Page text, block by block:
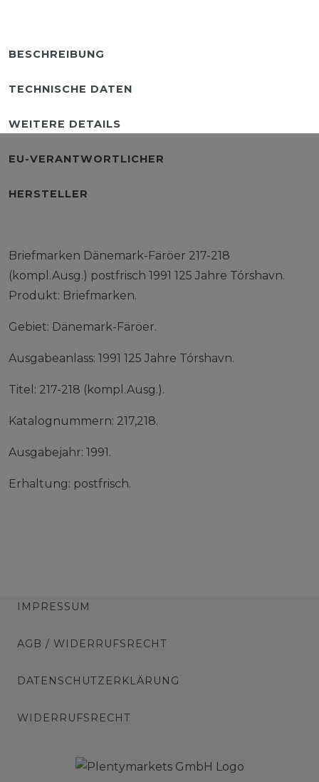
BESCHREIBUNG
TECHNISCHE DATEN
WEITERE DETAILS
EU-VERANTWORTLICHER
HERSTELLER
Briefmarken Dänemark-Färöer 217-218
(kompl.Ausg.) postfrisch 1991 125 Jahre Tórshavn.
Produkt: Briefmarken.
Gebiet: Dänemark-Färöer.
Ausgabeanlass: 1991 125 Jahre Tórshavn.
Titel: 217-218 (kompl.Ausg.).
Katalognummern: 217,218.
Ausgabejahr: 1991.
Erhaltung: postfrisch.
IMPRESSUM
AGB / WIDERRUFSRECHT
DATENSCHUTZERKLÄRUNG
WIDERRUFSRECHT